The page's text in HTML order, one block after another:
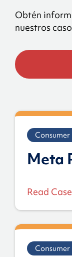
Obtén
nuestros
Meta
Read Case